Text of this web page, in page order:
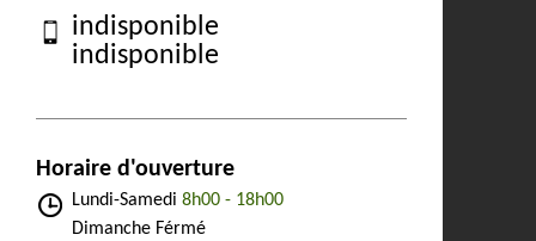
indisponible
indisponible
Horaire d'ouverture
Lundi-Samedi 8h00 - 18h00
Dimanche Férmé